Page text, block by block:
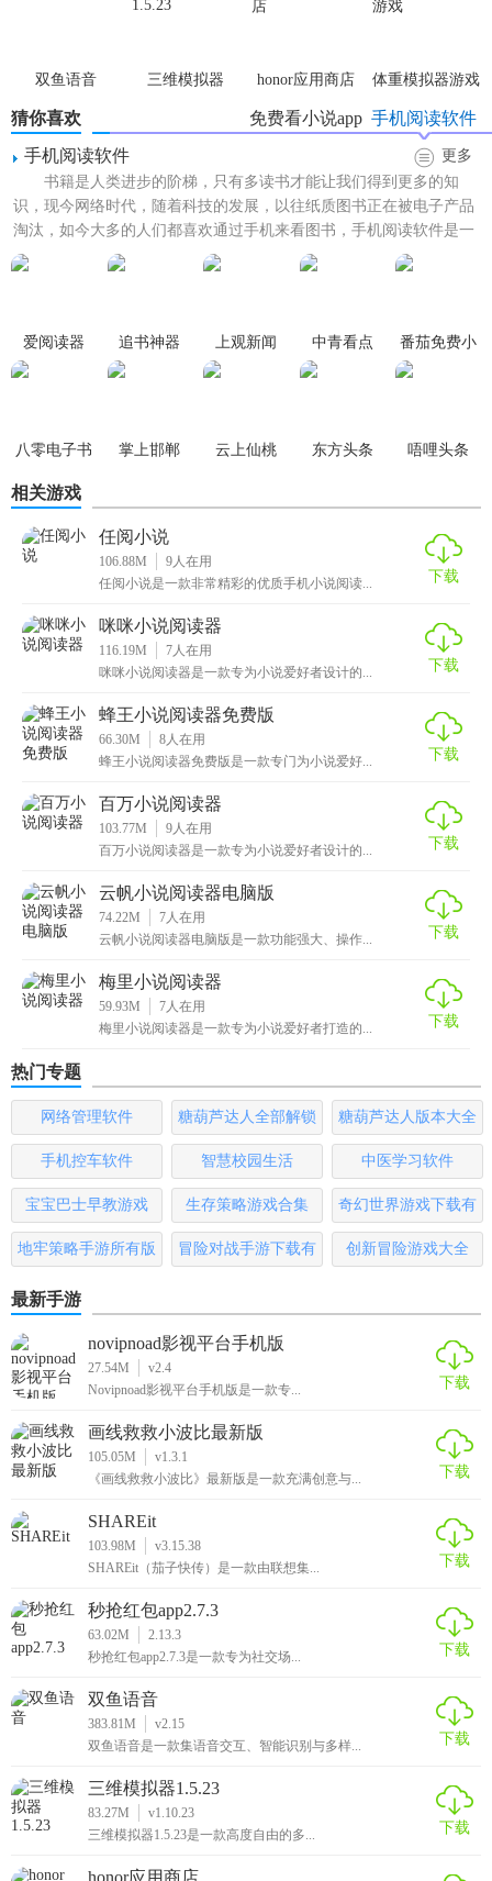
1、任阅小说阅读器帮助用户可以更好的进行阅读，发现很多
优质的小说作品
2、为你提供超多精彩的阅读内容推荐，更好的在线进行追
【任阅小说阅读器软件测评】
书籍。
网上更新了一些新小说，很快就能找到，及时读到好看的小
它还可以直接与不同的社交平台软件共享缓存的新奇内容。
双鱼语音
三维模拟器
honor应用商店 体重模拟器游戏
猜你喜欢 手机阅读软件
免费看小说app
手机阅读软件
更多
书籍是人类进步的阶梯，只有多读书才能让我们得到更多的知
识，现今网络时代，随着科技的发展，以往纸质图书正在被电子产品
淘汰，如今大多的人们都喜欢通过手机来看图书，手机阅读软件是一
款十分逼真，多模式的强大功...
爱阅读器 追书神器 上观新闻 中青看点
番茄免费小
八零电子书 掌上邯郸 云上仙桃 东方头条 唔哩头条
相关游戏
任阅小说
106.88M 9 人在用
任阅小说是一款非常精彩的优质手机小说阅读...
下载
咪咪小说阅读器
116.19M 7 人在用
咪咪小说阅读器是一款专为小说爱好者设计的...
下载
蜂王小说阅读器免费版
66.30M 8 人在用
蜂王小说阅读器免费版是一款专门为小说爱好...
下载
百万小说阅读器
103.77M 9 人在用
百万小说阅读器是一款专为小说爱好者设计的...
下载
云帆小说阅读器电脑版
74.22M 7 人在用
云帆小说阅读器电脑版是一款功能强大、操作...
下载
梅里小说阅读器
59.93M 7 人在用
梅里小说阅读器是一款专为小说爱好者打造的...
下载
热门专题
网络管理软件
糖葫芦达人全部解锁
版
糖葫芦达人版本大全
手机控车软件 智慧校园生活 中医学习软件
宝宝巴士早教游戏 生存策略游戏合集
奇幻世界游戏下载有
哪些
地牢策略手游所有版
冒险对战手游下载有
创新冒险游戏大全
最新手游
novipnoad影视平台手机版
27.54M
v2.4
Novipnoad影视平台手机版是一款专...
下载
画线救救小波比最新版
105.05M
v1.3.1
《画线救救小波比》最新版是一款充满创意与...
下载
SHAREit
103.98M
v3.15.38
SHAREit（茄子快传）是一款由联想集...
下载
秒抢红包app2.7.3
63.02M
2.13.3
秒抢红包app2.7.3是一款专为社交场...
下载
双鱼语音
383.81M
v2.15
双鱼语音是一款集语音交互、智能识别与多样...
下载
三维模拟器1.5.23
83.27M
v1.10.23
三维模拟器1.5.23是一款高度自由的多...
下载
honor应用商店